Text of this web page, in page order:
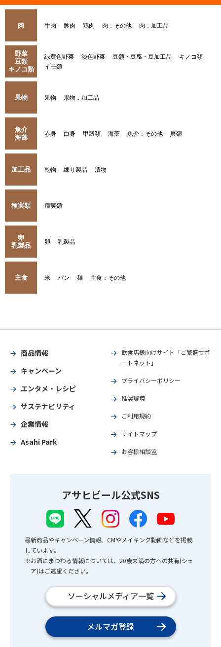
肉 牛肉 豚肉 鶏肉 肉：その他 肉：加工品
野菜
豆類
キノコ類
緑黄色野菜 淡色野菜 豆類・豆腐・豆加工品
キノコ類
イモ類
果物 果物 果物：加工品
魚介
海藻
赤身 白身 甲殻類 海藻 魚介：その他 貝類
加工品 乾物 練り製品 漬物
種実類 種実類
卵
乳製品
卵 乳製品
主食 米 パン 麺 主食：その他
商品情報
キャンペーン
エンタメ・レシピ
サステナビリティ
企業情報
Asahi Park
飲食店様向けサイト「ご繁盛サポ
ートネット」
プライバシーポリシー
推奨環境
ご利用規約
サイトマップ
お客様相談室
アサヒビール公式SNS
最新商品やキャンペーン情報、CMやメイキング動画などを掲載
しています。
※お酒にまつわる情報については、20歳未満の方への共有(シェ
ア)はご遠慮ください。
ソーシャルメディア一覧
メルマガ登録